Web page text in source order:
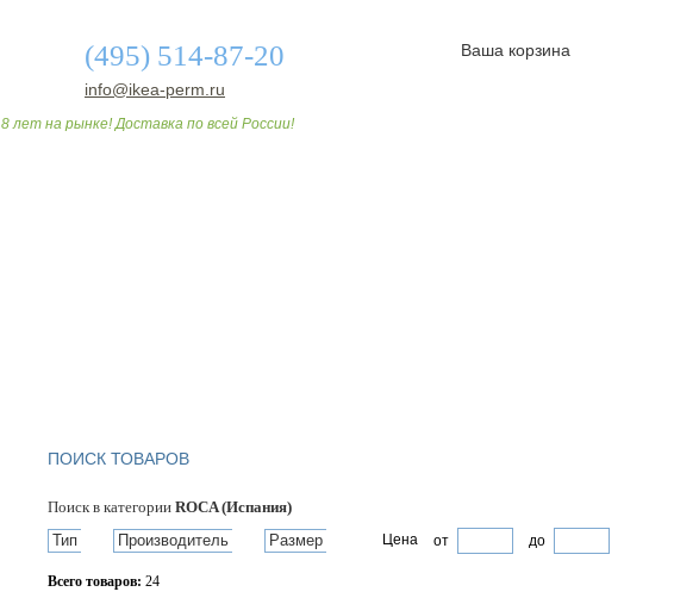
(495) 514-87-20
info@ikea-perm.ru
8 лет на рынке! Доставка по всей России!
Ваша корзина
ПОИСК ТОВАРОВ
Поиск в категории ROCA (Испания)
Тип
Производитель Размер Цена от до
Всего товаров: 24